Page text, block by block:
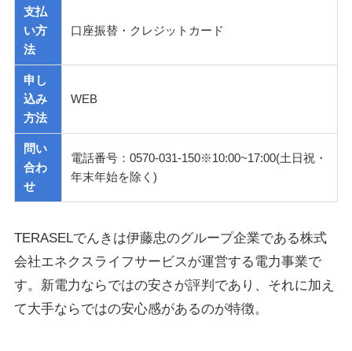
支払
い方
法
口座振替・クレジットカード
申し
込み
方法
WEB
問い
合わ
せ
電話番号：0570-031-150※10:00~17:00(土日祝・
年末年始を除く)
TERASELでんきは伊藤忠のグループ企業である株式
会社エネクスライフサービスが運営する電力事業で
す。新電力ならではの安さが評判であり、それに加え
て大手ならではの安心感があるのが特徴。